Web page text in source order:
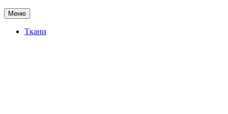
Меню
Ткани